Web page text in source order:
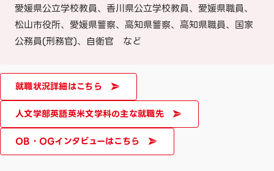
愛媛県公立学校教員、香川県公立学校教員、愛媛県職員、
松山市役所、愛媛県警察、高知県警察、高知県職員、国家
公務員(刑務官)、自衛官 など
就職状況詳細はこちら
人文学部英語英米文学科の主な就職先
OB・OGインタビューはこちら